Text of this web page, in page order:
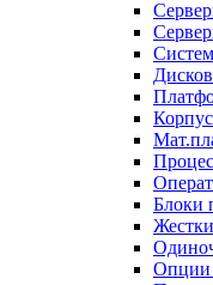
Блоки
Опции